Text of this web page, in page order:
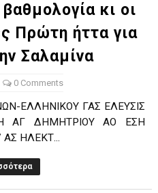
κι οι
Πρώτη ήττα για
Σαλαμίνα
0 Comments
ΕΛΛΗΝΙΚΟΥ ΓΑΣ ΕΛΕΥΣΙΣ
ΑΓ ΔΗΜΗΤΡΙΟΥ ΑΟ ΕΣΗ
ΑΣ ΗΛΕΚΤ...